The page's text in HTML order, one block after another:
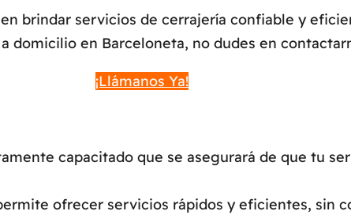
brindar servicios de cerrajería confiable y
domicilio en Barceloneta, no dudes en
¡Llámanos Ya!
capacitado que se asegurará de que tu
ofrecer servicios rápidos y eficientes, sin